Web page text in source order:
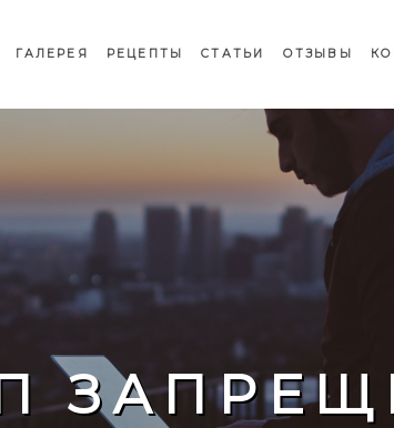
ГАЛЕРЕЯ РЕЦЕПТЫ СТАТЬИ ОТЗЫВЫ